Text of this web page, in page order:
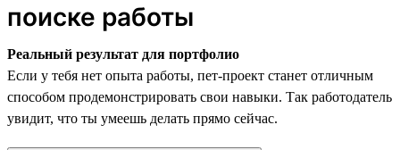
поиске работы
Реальный результат для портфолио
Если у тебя нет опыта работы, пет-проект станет отличным
способом продемонстрировать свои навыки. Так работодатель
увидит, что ты умеешь делать прямо сейчас.